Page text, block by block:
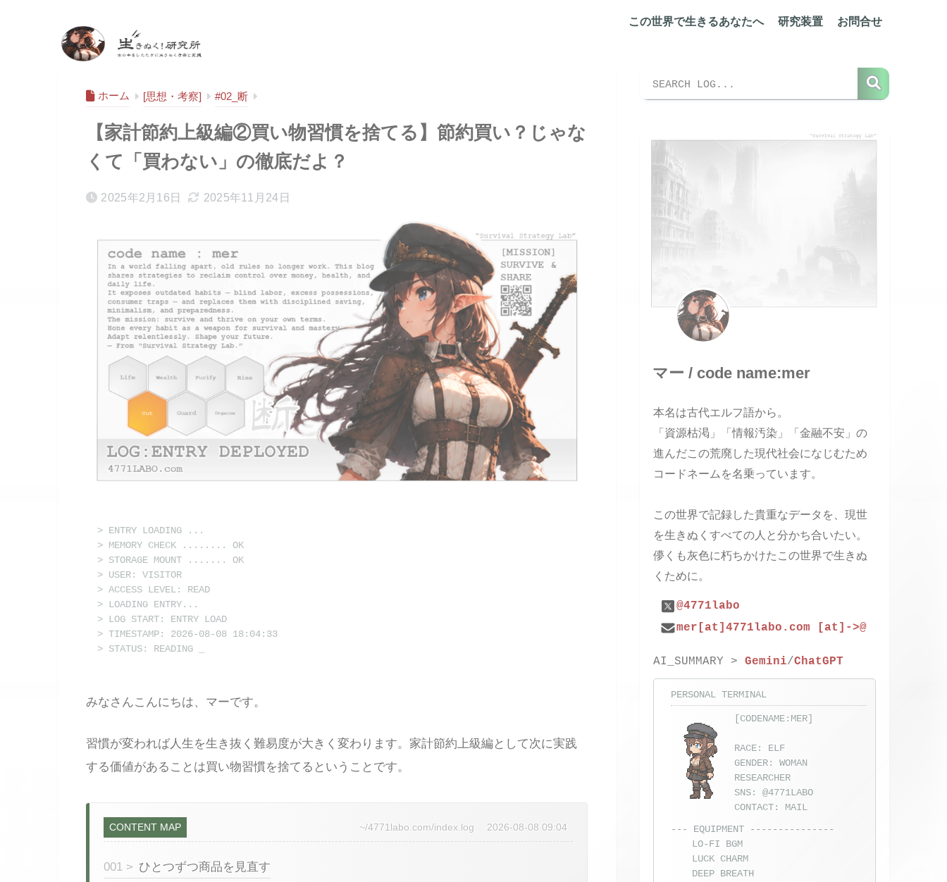
この世界で生きるあなたへ 研究装置 お問合せ
ホーム [思想・考察] #02_断
【家計節約上級編②買い物習慣を捨てる】節約買い？じゃな
くて「買わない」の徹底だよ？
2025年2月16日 2025年11月24日
> ENTRY LOADING ...
> MEMORY CHECK ........ OK
> STORAGE MOUNT ....... OK
> USER: VISITOR
> ACCESS LEVEL: READ
> LOADING ENTRY...
> LOG START: ENTRY LOAD
> TIMESTAMP: 2026-08-08 18:04:33
> STATUS: READING
みなさんこんにちは、マーです。
習慣が変われば人生を生き抜く難易度が大きく変わります。家計節約上級編として次に実践
する価値があることは買い物習慣を捨てるということです。
CONTENT MAP ~/4771labo.com/index.log 2026-08-08 09:04
001 > ひとつずつ商品を見直す
マー / code name:mer
本名は古代エルフ語から。
「資源枯渇」「情報汚染」「金融不安」の
進んだこの荒廃した現代社会になじむため
コードネームを名乗っています。
この世界で記録した貴重なデータを、現世
を生きぬくすべての人と分かち合いたい。
儚くも灰色に朽ちかけたこの世界で生きぬ
くために。
@4771labo
mer[at]4771labo.com [at]->@
AI_SUMMARY >Gemini/ChatGPT
PERSONAL TERMINAL
[CODENAME:MER]
RACE: ELF
GENDER: WOMAN
RESEARCHER
SNS:@4771LABO
CONTACT: MAIL
--- EQUIPMENT ---------------
LO-FI BGM
LUCK CHARM
DEEP BREATH